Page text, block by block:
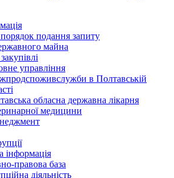
подання запиту
майна
управління
в Полтавській
обласна державна лікарня
медицини
інформація
правова база
діяльність